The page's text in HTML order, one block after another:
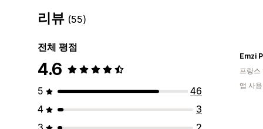
리뷰 (55)
전체 평점
4.6
5
46
4
3
Emzi
프랑스
앱 사